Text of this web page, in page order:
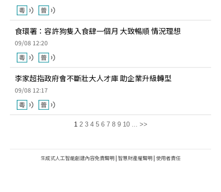
食環署：容許狗隻入食肆一個月 大致暢順 情況理想
09/08 12:20
李家超指政府會不斷壯大人才庫 助企業升級轉型
09/08 12:17
1 2 3 4 5 6 7 8 9 10 ... >>
生成式人工智能創建內容免責聲明 | 智慧財產權聲明 | 使用者責任